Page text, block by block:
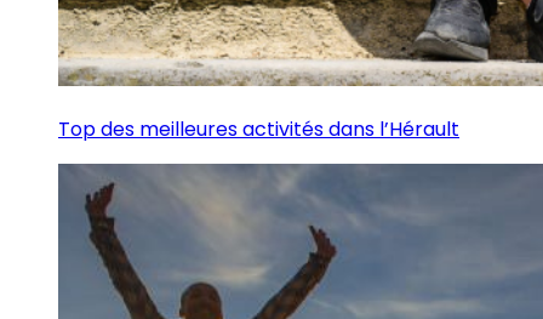
Top des meilleures activités dans l’Hérault